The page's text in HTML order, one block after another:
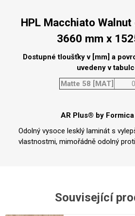
HPL Macchiato
3660 mm x
Dostupné tloušťky v [mm] a
uvedeny v
Matte 58 [MAT]
AR Plus® by
Odolný vysoce lesklý laminát s
vlastnostmi, mimořádně odolný
Související